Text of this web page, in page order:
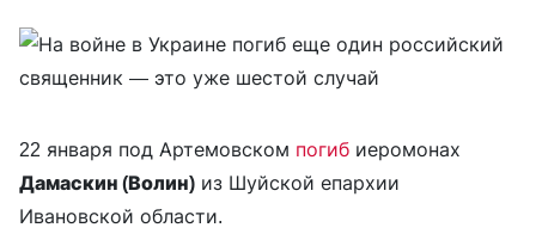
22 января под Артемовском погиб иеромонах
Дамаскин (Волин) из Шуйской епархии
Ивановской области.